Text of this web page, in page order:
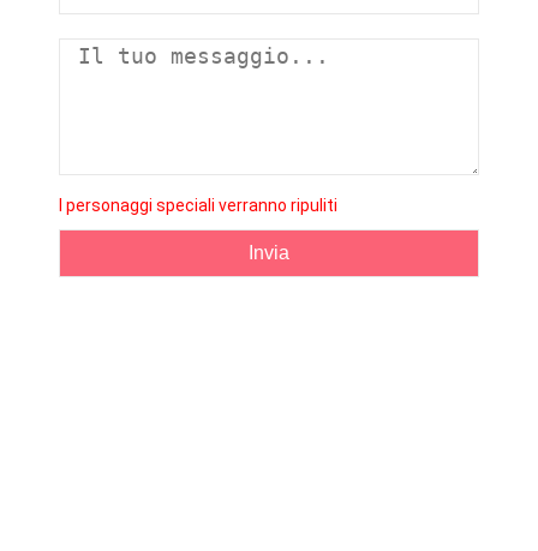
I personaggi speciali verranno ripuliti